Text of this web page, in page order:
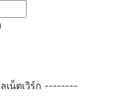
เน็ตเวิร์ก --------